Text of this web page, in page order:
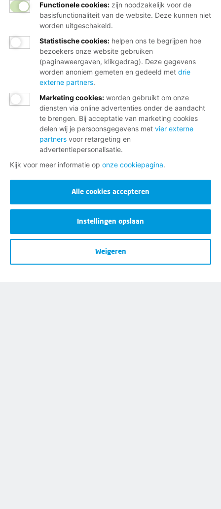
Wij helpen je graag
Bij al je vragen over werk, inkomen en
lidmaatschap.
Neem contact op met de FNV
Vragen over het lidmaatschap
Vragen over werk en inkomen
Dienstverlening bij jou in de buurt
Meld je aan voor onze nieuwsbrief
Disclaimer
Functionele cookies: zijn noodzakelijk voor de
basisfunctionaliteit van de website. Deze kunnen niet
worden uitgeschakeld.
Statistische cookies: helpen ons te begrijpen hoe
bezoekers onze website gebruiken
(paginaweergaven, klikgedrag). Deze gegevens
worden anoniem gemeten en gedeeld met drie
externe partners.
Marketing cookies: worden gebruikt om onze
diensten via online advertenties onder de aandacht
te brengen. Bij acceptatie van marketing cookies
delen wij je persoonsgegevens met vier externe
partners voor retargeting en
advertentiepersonalisatie.
Kijk voor meer informatie op onze cookiepagina.
Alle cookies accepteren
Instellingen opslaan
Weigeren